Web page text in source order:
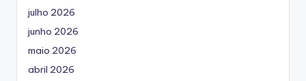
julho 2026
junho 2026
maio 2026
abril 2026